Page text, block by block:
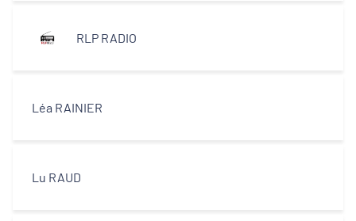
RLP RADIO
Léa RAINIER
Lu RAUD